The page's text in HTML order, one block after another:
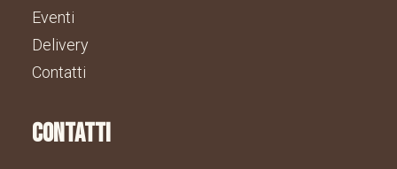
Eventi
Delivery
Contatti
contatti